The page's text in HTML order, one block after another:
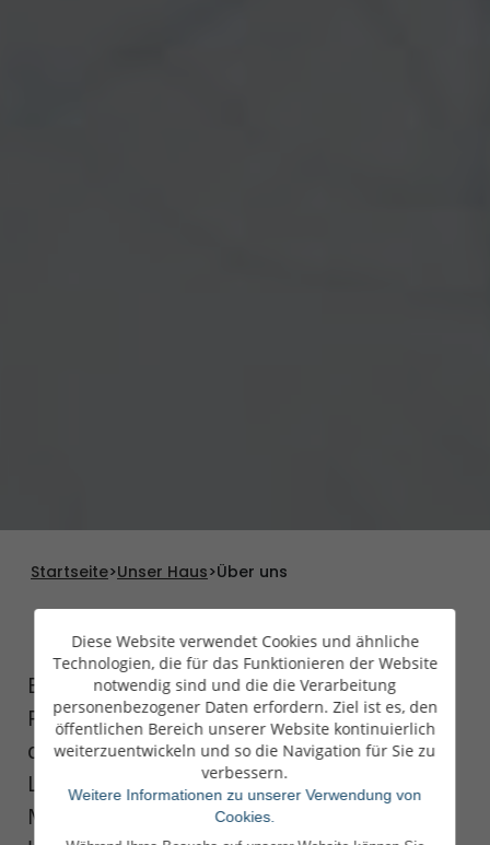
Startseite>Unser Haus>Über uns
Bereits seit 1920 üben wir das Metier des
Privatbankiers aus. Heute zählen wir zu
den wichtigsten Vermögensverwaltern
Luxemburgs. Die Leidenschaft für unser
Metier und unsere engagierten und
Diese Website verwendet Cookies und ähnliche
Technologien, die für das Funktionieren der Website
notwendig sind und die die Verarbeitung
personenbezogener Daten erfordern. Ziel ist es, den
öffentlichen Bereich unserer Website kontinuierlich
weiterzuentwickeln und so die Navigation für Sie zu
verbessern.
Weitere Informationen zu unserer Verwendung von
Cookies.